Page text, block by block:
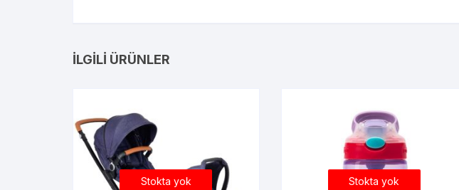
İLGILI ÜRÜNLER
Stokta yok Stokta yok